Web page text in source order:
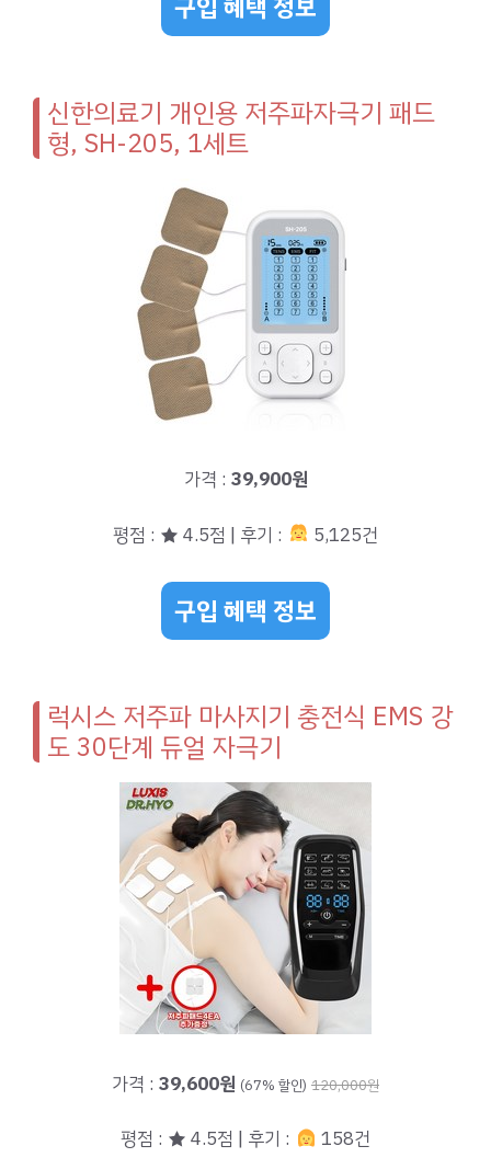
신한의료기 개인용 저주파자극기 패드
형, SH-205, 1세트
가격 : 39,900원
평점 : ★ 4.5점 | 후기 : 5,125건
구입 혜택 정보
럭시스 저주파 마사지기 충전식 EMS 강
도 30단계 듀얼 자극기
가격 : 39,600원 (67% 할인) 120,000원
평점 : ★ 4.5점 | 후기 : 158건